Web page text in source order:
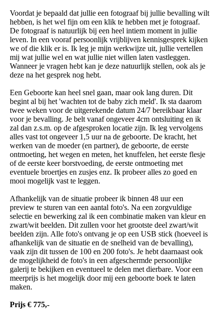
Voordat je bepaald dat jullie een fotograaf bij jullie bevalling wilt
hebben, is het wel fijn om een klik te hebben met je fotograaf.
De fotograaf is natuurlijk bij een heel intiem moment in jullie
leven. In een vooraf persoonlijk vrijblijven kennisgesprek kijken
we of die klik er is. Ik leg je mijn werkwijze uit, jullie vertellen
mij wat jullie wel en wat jullie niet willen laten vastleggen.
Wanneer je vragen hebt kan je deze natuurlijk stellen, ook als je
deze na het gesprek nog hebt.
Een Geboorte kan heel snel gaan, maar ook lang duren. Dit
begint al bij het 'wachten tot de baby zich meld'. Ik sta daarom
twee weken voor de uitgerekende datum 24/7 bereikbaar klaar
voor je bevalling. Je belt vanaf ongeveer 4cm ontsluiting en ik
zal dan z.s.m. op de afgesproken locatie zijn. Ik leg vervolgens
alles vast tot ongeveer 1,5 uur na de geboorte. De kracht, het
werken van de moeder (en partner), de geboorte, de eerste
ontmoeting, het wegen en meten, het knuffelen, het eerste flesje
of de eerste keer borstvoeding, de eerste ontmoeting met
eventuele broertjes en zusjes enz. Ik probeer alles zo goed en
mooi mogelijk vast te leggen.
Afhankelijk van de situatie probeer ik binnen 48 uur een
preview te sturen van een aantal foto's. Na een zorgvuldige
selectie en bewerking zal ik een combinatie maken van kleur en
zwart/wit beelden. Dit zullen voor het grootste deel zwart/wit
beelden zijn. Alle foto's ontvang je op een USB stick (hoeveel is
afhankelijk van de situatie en de snelheid van de bevalling),
vaak zijn dit tussen de 100 en 200 foto's. Je hebt daarnaast ook
de mogelijkheid de foto's in een afgeschermde persoonlijke
galerij te bekijken en eventueel te delen met dierbare. Voor een
meerprijs is het mogelijk door mij een geboorte boek te laten
maken.
Prijs € 775,-